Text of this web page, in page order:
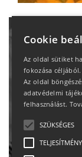
Cookie
Az oldal sütiket
fokozása céljából.
Az oldal
adatvédelmi
felhasználást.
SZÜKSÉGES
TELJESÍTMÉNY